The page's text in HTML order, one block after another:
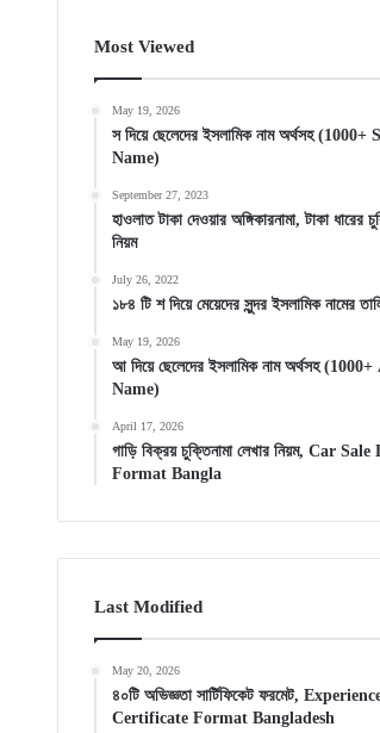
Most Viewed
May 19, 2026
স দিয়ে ছেলেদের ইসলামিক নাম অর্থসহ
Name)
September 27, 2023
হাওলাত টাকা দেওয়ার অঙ্গিকারনামা, টাকা ধারের
নিয়ম
July 26, 2022
১৮৪ টি শ দিয়ে মেয়েদের সুন্দর ইসলামিক নামের
May 19, 2026
আ দিয়ে ছেলেদের ইসলামিক নাম অর্থসহ
Name)
April 17, 2026
গাড়ি বিক্রয় চুক্তিনামা লেখার নিয়ম, Car Sale
Format Bangla
Last Modified
May 20, 2026
৪০টি অভিজ্ঞতা সার্টিফিকেট ফরমেট,
Certificate Format Bangladesh